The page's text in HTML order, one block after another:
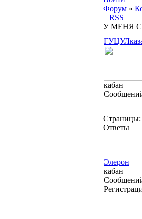
Форум »
RSS
У МЕНЯ
кабан
Страницы:
Ответы
Элерон
кабан